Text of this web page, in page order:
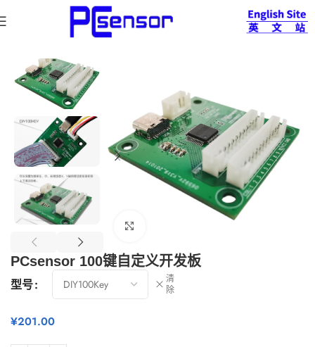
开发板系列
PCsensor 100键自定义开发板
型号
清
除
¥201.00